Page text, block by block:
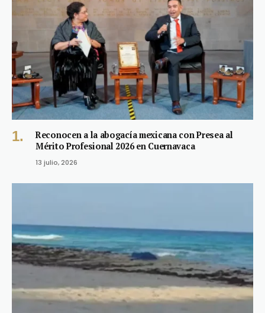
Reconocen a la abogacía mexicana con Presea al
Mérito Profesional 2026 en Cuernavaca
13 julio, 2026